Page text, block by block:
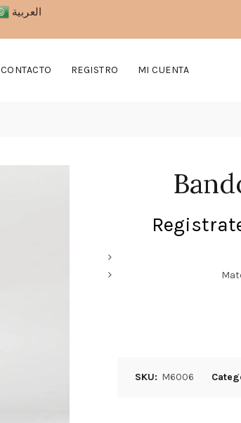
العربية
CONTACTO REGISTRO MI CUENTA
SKU: M6006